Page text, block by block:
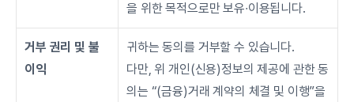
을 위한 목적으로만 보유∙이용됩니다.
거부 권리 및 불
이익
귀하는 동의를 거부할 수 있습니다.
다만, 위 개인(신용)정보의 제공에 관한 동
의는 “(금융)거래 계약의 체결 및 이행”을